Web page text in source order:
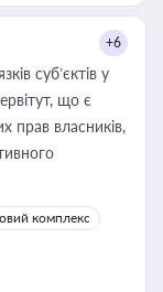
+6
суб’єктів у
що є
прав власників,
комплекс